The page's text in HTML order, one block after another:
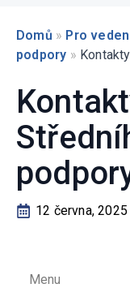
Domů » Pro
podpory »
12 června, 2025
Menu